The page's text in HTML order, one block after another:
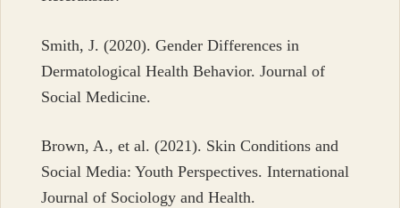
Smith, J. (2020). Gender Differences in
Dermatological Health Behavior. Journal of
Social Medicine.
Brown, A., et al. (2021). Skin Conditions and
Social Media: Youth Perspectives. International
Journal of Sociology and Health.